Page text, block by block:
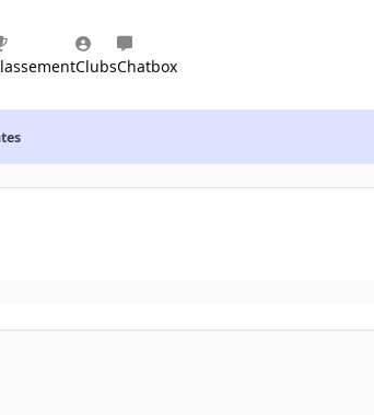
ClubsChatbox